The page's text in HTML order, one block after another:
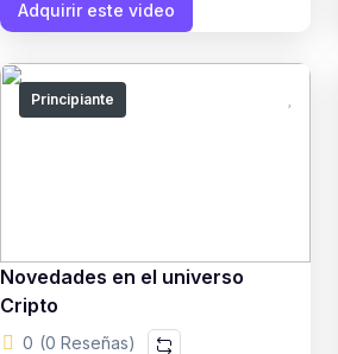
Adquirir este video
Principiante
Novedades en el universo
Cripto
0 (0 Reseñas)